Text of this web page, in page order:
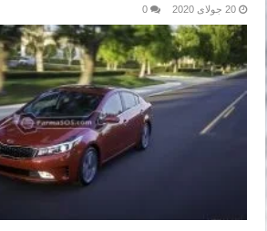
20 جولای 2020 0